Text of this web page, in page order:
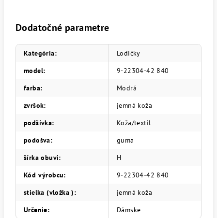
Dodatočné parametre
Kategória:
Lodičky
model:
9-22304-42 840
farba:
Modrá
zvršok:
jemná koža
podšívka:
Koža/textil
podošva:
guma
šírka obuvi:
H
Kód výrobcu:
9-22304-42 840
stielka (vložka ):
jemná koža
Určenie: Dámske